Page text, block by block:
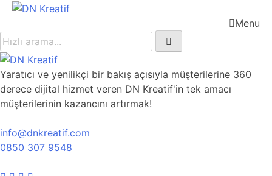
Menu
Yaratıcı ve yenilikçi bir bakış açısıyla müşterilerine 360
derece dijital hizmet veren DN Kreatif'in tek amacı
müşterilerinin kazancını artırmak!
info@dnkreatif.com
0850 307 9548